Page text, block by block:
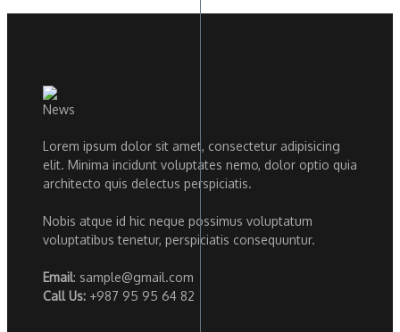
Lorem ipsum dolor sit amet, consectetur adipisicing
elit. Minima incidunt voluptates nemo, dolor optio quia
architecto quis delectus perspiciatis.
Nobis atque id hic neque possimus voluptatum
voluptatibus tenetur, perspiciatis consequuntur.
Email: sample@gmail.com
Call Us: +987 95 95 64 82